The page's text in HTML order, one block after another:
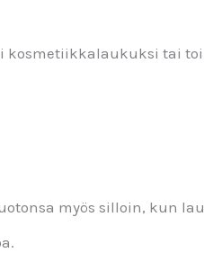
kosmetiikkalaukuksi tai
myös silloin, kun